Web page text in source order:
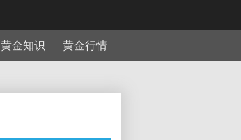
黄金知识 黄金行情